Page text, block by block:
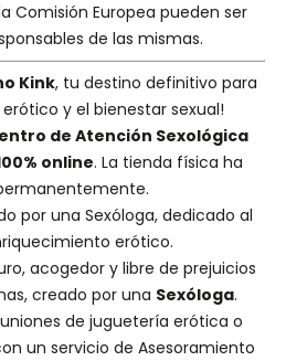
Comisión Europea pueden ser
de las mismas.
Kink, tu destino definitivo para
y el bienestar sexual!
de Atención Sexológica
online. La tienda física ha
por una Sexóloga, dedicado al
erótico.
acogedor y libre de prejuicios
creado por una Sexóloga.
de juguetería erótica o
un servicio de Asesoramiento